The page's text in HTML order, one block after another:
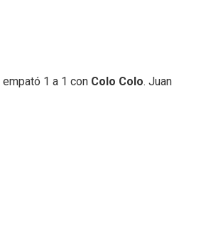
empató 1 a 1 con Colo Colo. Juan